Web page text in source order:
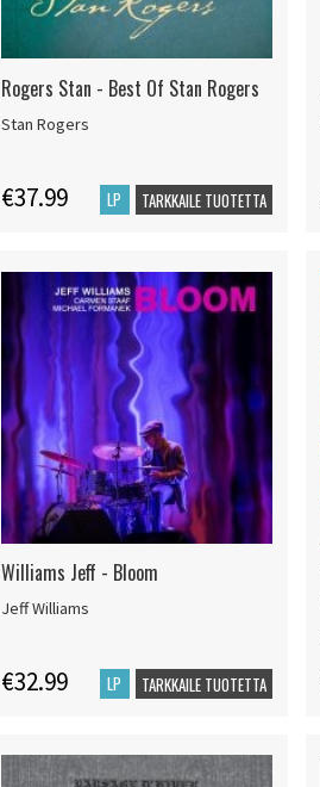
Rogers Stan - Best Of Stan Rogers
Stan Rogers
€37.99 LP TARKKAILE TUOTETTA
Williams Jeff - Bloom
Jeff Williams
€32.99 LP TARKKAILE TUOTETTA